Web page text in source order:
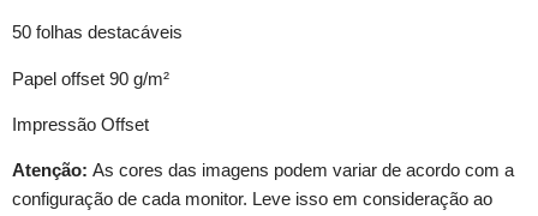
50 folhas destacáveis
Papel offset 90 g/m²
Impressão Offset
Atenção: As cores das imagens podem variar de acordo com a
configuração de cada monitor. Leve isso em consideração ao